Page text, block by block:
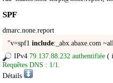
SPF
dmarc.none.report
"v=spf1 include:_abx.abaxe.com
IPv4 79.137.88.232 authentifiée (
Requêtes DNS : 1/1.
Détails